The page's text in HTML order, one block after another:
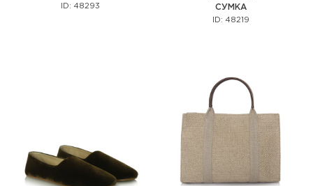
ID: 48293 СУМКА
ID: 48219